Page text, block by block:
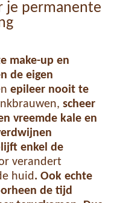
je permanente
make-up en
de eigen
epileer nooit te
scheer
vreemde kale en
enkel de
verandert
huid . Ook echte
de tijd